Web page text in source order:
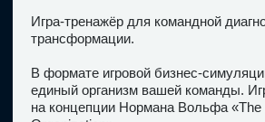
Основатель проекта